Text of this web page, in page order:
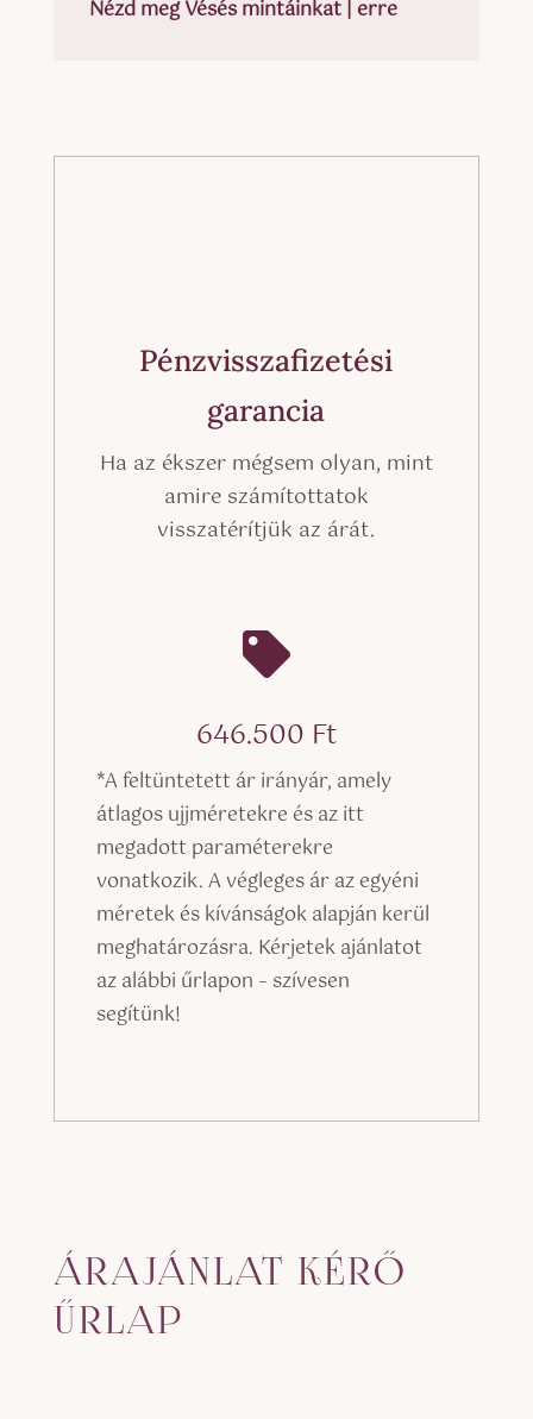
Nézd meg Vésés mintáinkat | erre
Pénzvisszafizetési
garancia
Ha az ékszer mégsem olyan, mint
amire számítottatok
visszatérítjük az árát.

646.500 Ft
*A feltüntetett ár irányár, amely
átlagos ujjméretekre és az itt
megadott paraméterekre
vonatkozik. A végleges ár az egyéni
méretek és kívánságok alapján kerül
meghatározásra. Kérjetek ajánlatot
az alábbi űrlapon – szívesen
segítünk!
ÁRAJÁNLAT KÉRŐ
ŰRLAP